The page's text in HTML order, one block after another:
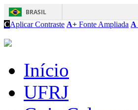
BRASIL
CAplicar Contraste A+ Fonte Ampliada A
Início
UFRJ